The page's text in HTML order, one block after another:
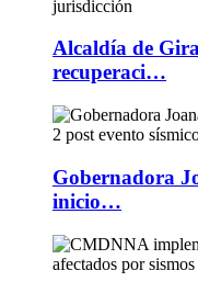
Alcaldía de
recuperaci…
Gobernadora
inicio…